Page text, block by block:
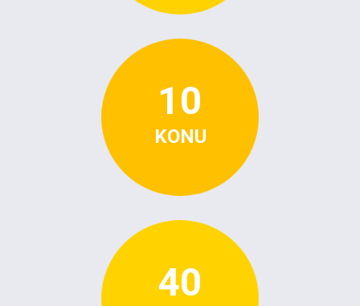
10
KONU
40